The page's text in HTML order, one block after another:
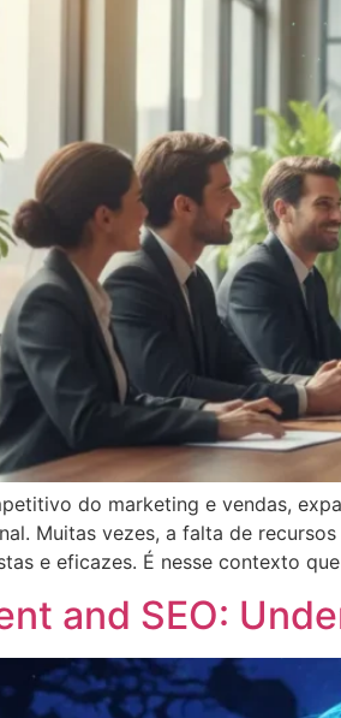
do marketing e vendas,
Muitas vezes, a falta de
e eficazes. É nesse contexto
and SEO: